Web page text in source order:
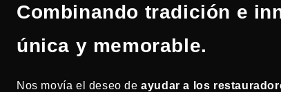
Combinando tradición e
única y memorable.
Nos movía el deseo deayudar a los